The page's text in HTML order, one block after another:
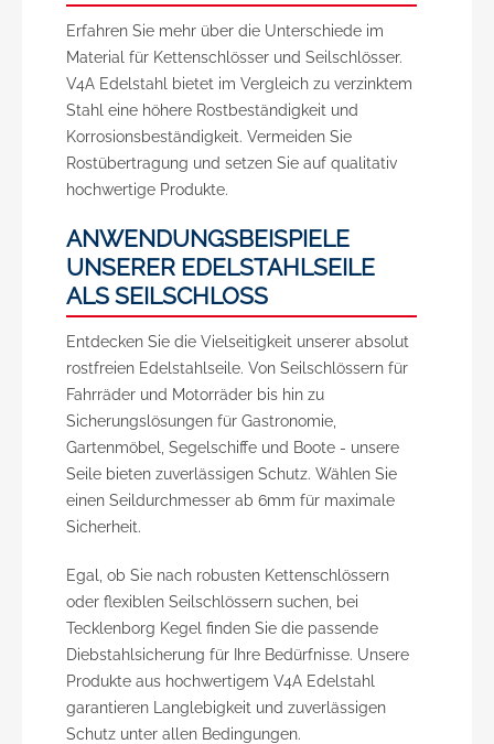
Erfahren Sie mehr über die Unterschiede im
Material für Kettenschlösser und Seilschlösser.
V4A Edelstahl bietet im Vergleich zu verzinktem
Stahl eine höhere Rostbeständigkeit und
Korrosionsbeständigkeit. Vermeiden Sie
Rostübertragung und setzen Sie auf qualitativ
hochwertige Produkte.
ANWENDUNGSBEISPIELE
UNSERER EDELSTAHLSEILE
ALS SEILSCHLOSS
Entdecken Sie die Vielseitigkeit unserer absolut
rostfreien Edelstahlseile. Von Seilschlössern für
Fahrräder und Motorräder bis hin zu
Sicherungslösungen für Gastronomie,
Gartenmöbel, Segelschiffe und Boote - unsere
Seile bieten zuverlässigen Schutz. Wählen Sie
einen Seildurchmesser ab 6mm für maximale
Sicherheit.
Egal, ob Sie nach robusten Kettenschlössern
oder flexiblen Seilschlössern suchen, bei
Tecklenborg Kegel finden Sie die passende
Diebstahlsicherung für Ihre Bedürfnisse. Unsere
Produkte aus hochwertigem V4A Edelstahl
garantieren Langlebigkeit und zuverlässigen
Schutz unter allen Bedingungen.